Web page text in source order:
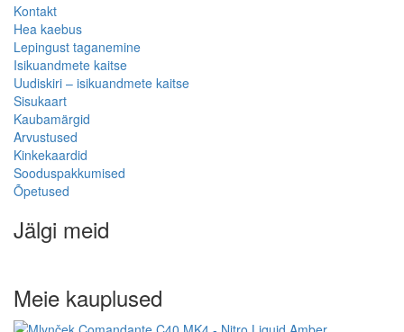
Kontakt
Hea kaebus
Lepingust taganemine
Isikuandmete kaitse
Uudiskiri – isikuandmete kaitse
Sisukaart
Kaubamärgid
Arvustused
Kinkekaardid
Sooduspakkumised
Õpetused
Jälgi meid
Meie kauplused